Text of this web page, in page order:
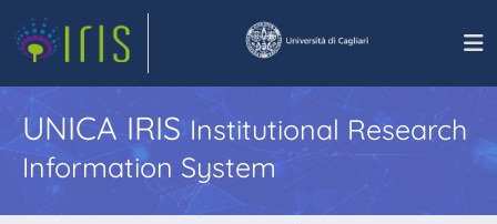
UNICA IRISInstitutional Research
Information System